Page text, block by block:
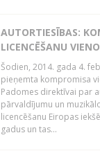
AUTORTIESĪBAS:
LICENCĒŠANU
Šodien, 2014. gada 4.
pieņemta kompromisa
Padomes direktīvai par
pārvaldījumu un
licencēšanu Eiropas
gadus un tas...